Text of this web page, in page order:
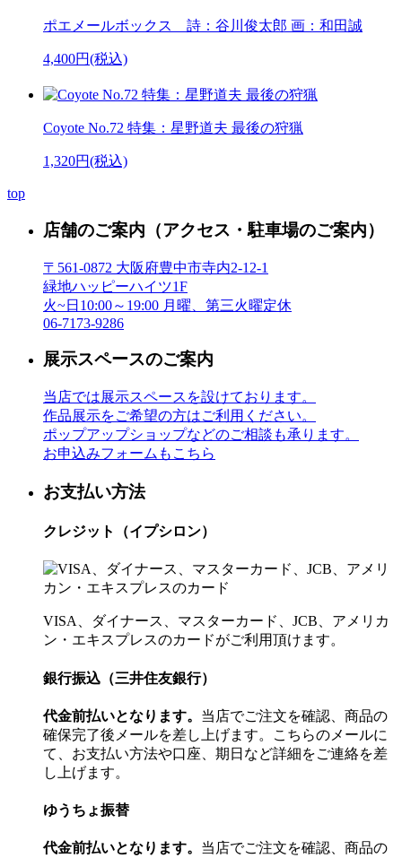
ポエメールボックス 詩：谷川俊太郎 画：和田誠
4,400円(税込)
Coyote No.72 特集：星野道夫 最後の狩猟
1,320円(税込)
top
店舗のご案内 （アクセス・駐車場のご案内）
〒561-0872 大阪府豊中市寺内2-12-1
緑地ハッピーハイツ1F
火~日10:00～19:00 月曜、第三火曜定休
06-7173-9286
展示スペースのご案内
当店では展示スペースを設けております。
作品展示をご希望の方はご利用ください。
ポップアップショップなどのご相談も承ります。
お申込みフォームもこちら
お支払い方法
クレジット（イプシロン）
VISA、ダイナース、マスターカード、JCB、アメリカ
ン・エキスプレスのカードがご利用頂けます。
銀行振込（三井住友銀行）
代金前払いとなります。 当店でご注文を確認、商品の
確保完了後メールを差し上げます。こちらのメールに
て、お支払い方法や口座、期日など詳細をご連絡を差
し上げます。
ゆうちょ振替
代金前払いとなります。 当店でご注文を確認、商品の